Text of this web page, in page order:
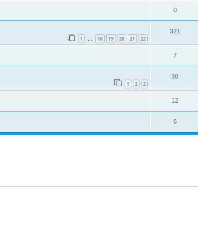
0
1 … 18 19 20 21 22
321
7
1 2 3
30
12
6